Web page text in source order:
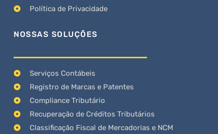
Política de Privacidade
NOSSAS SOLUÇÕES
Serviços Contábeis
Registro de Marcas e Patentes
Compliance Tributário
Recuperação de Créditos Tributários
Classificação Fiscal de Mercadorias e NCM